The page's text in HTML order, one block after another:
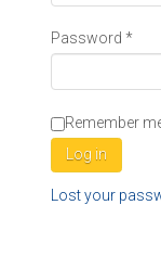
Password*
Remember
Log in
Lost your